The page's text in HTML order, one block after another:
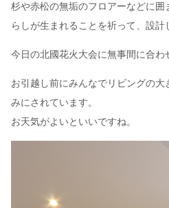
杉や赤松の無垢のフロアーなどに囲
らしが生まれることを祈って、設計
今日の北國花火大会に無事間に合わ
お引越し前にみんなでリビングの
みにされています。
お天気がよいといいですね。